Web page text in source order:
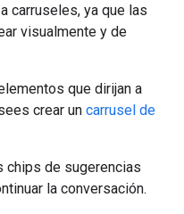
a carruseles, ya que las
visualmente y de
que dirijan a
crear un carrusel de
chips de sugerencias
la conversación.